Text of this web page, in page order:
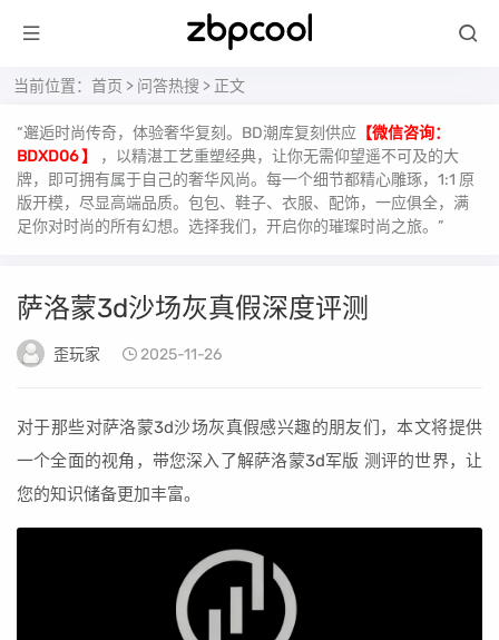
当前位置： 首页 > 问答热搜 > 正文
“邂逅时尚传奇，体验奢华复刻。BD潮库复刻供应 【微信咨询：
BDXD06 】
，以精湛工艺重塑经典，让你无需仰望遥不可及的大
牌，即可拥有属于自己的奢华风尚。每一个细节都精心雕琢，1:1 原
版开模，尽显高端品质。包包、鞋子、衣服、配饰，一应俱全，满
足你对时尚的所有幻想。选择我们，开启你的璀璨时尚之旅。”
萨洛蒙3d沙场灰真假深度评测
歪玩家 2025-11-26
对于那些对萨洛蒙3d沙场灰真假感兴趣的朋友们，本文将提供
一个全面的视角，带您深入了解萨洛蒙3d军版 测评的世界，让
您的知识储备更加丰富。